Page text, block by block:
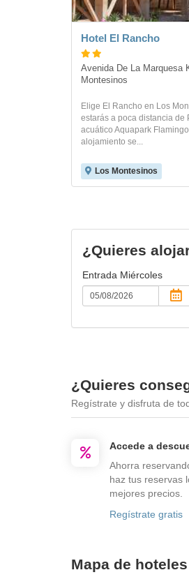
Hotel El Rancho
Avenida De La Marquesa
Montesinos
Elige El Rancho en Los
estarás a poca distancia de
acuático Aquapark
alojamiento se...
Los Montesinos
¿Quieres
Entrada Miércoles
¿Quieres
Regístrate y disfruta de
Accede a
Ahorra
haz tus reservas
mejores precios.
Regístrate gratis
Mapa de